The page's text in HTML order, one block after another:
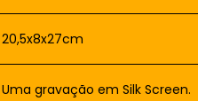
20,5x8x27cm
Uma gravação em Silk Screen.